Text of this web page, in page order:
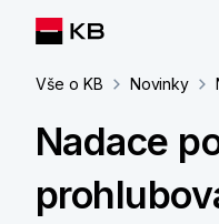
Vše o KB Novinky
Nadace